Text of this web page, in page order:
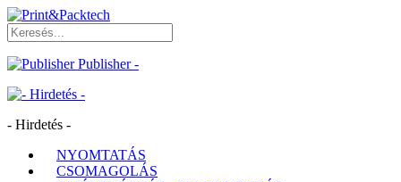
Publisher -
- Hirdetés -
NYOMTATÁS
CSOMAGOLÁS